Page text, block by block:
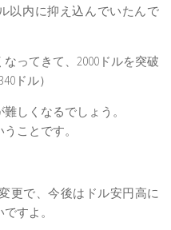
以内に抑え込んでいたんで
ってきて、2000ドルを突破
ドル）
しくなるでしょう。
ことです。
更で、今後はドル安円高に
すよ。